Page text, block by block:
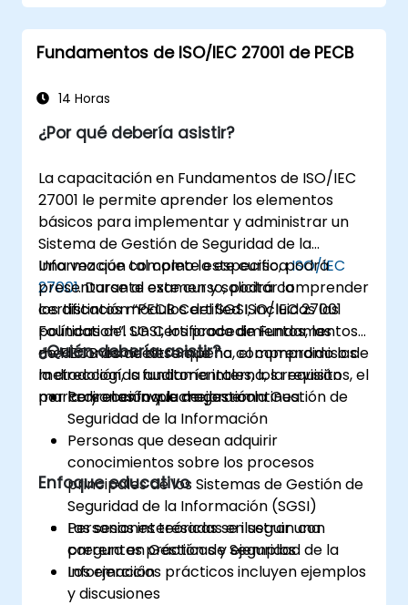
Fundamentos de ISO/IEC 27001 de PECB
14 Horas
¿Por qué debería asistir?
La capacitación en Fundamentos de ISO/IEC
27001 le permite aprender los elementos
básicos para implementar y administrar un
Sistema de Gestión de Seguridad de la
Información tal como lo especificaISO/IEC
27001. Durante este curso, podrá comprender
los distintos módulos del SGSI, incluidas las
políticas del SGSI, los procedimientos, las
mediciones de desempeño, el compromiso de
la dirección, la auditoría interna, la revisión
por la dirección y la mejora continua.
Una vez que complete este curso, podrá
presentarse al examen y solicitar la
certificación “PECB Certified ISO/IEC 27001
Foundation”. Un Certificado de Fundamentos
de PECB demuestra que ha comprendido las
metodologías fundamentales, los requisitos, el
marco y el enfoque de gestión.
¿Quién debería asistir?
Personas involucradas en la Gestión de
Seguridad de la Información
Personas que desean adquirir
conocimientos sobre los procesos
principales de los Sistemas de Gestión de
Seguridad de la Información (SGSI)
Personas interesadas en seguir una
carrera en Gestión de Seguridad de la
Información
Enfoque educativo
Las sesiones teóricas se ilustran con
preguntas prácticas y ejemplos
Los ejercicios prácticos incluyen ejemplos
y discusiones